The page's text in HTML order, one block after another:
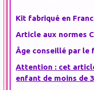
Kit fabriqué en
Article aux normes
Âge conseillé par le
Attention : cet
enfant de moins de